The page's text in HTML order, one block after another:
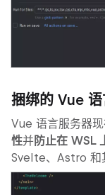
捆绑的 Vue
Vue 语言服务器
性并防止在 WSL
Svelte、Astro 和